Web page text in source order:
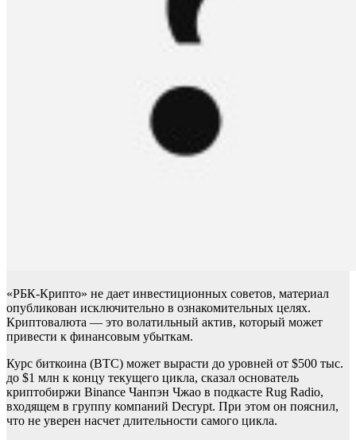
«РБК-Крипто» не дает инвестиционных советов, материал
опубликован исключительно в ознакомительных целях.
Криптовалюта — это волатильный актив, который может
привести к финансовым убыткам.
Курс биткоина (BTC) может вырасти до уровней от $500 тыс.
до $1 млн к концу текущего цикла, сказал основатель
криптобиржи Binance Чанпэн Чжао в подкасте Rug Radio,
входящем в группу компаний Decrypt. При этом он пояснил,
что не уверен насчет длительности самого цикла.